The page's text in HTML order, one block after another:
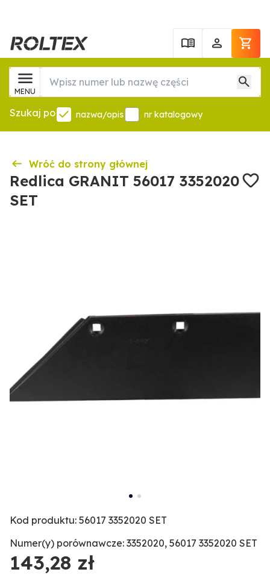
MENU
Szukaj po nazwa/opis nr katalogowy
Wróć do strony głównej
Redlica GRANIT 56017 3352020
SET
Kod produktu: 56017 3352020 SET
Numer(y) porównawcze: 3352020, 56017 3352020 SET
143,28 zł